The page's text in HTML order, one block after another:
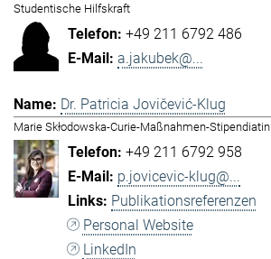
Studentische Hilfskraft
+49 211 6792 486
a.jakubek@...
Dr. Patricia Jovičević-Klug
Marie Skłodowska-Curie-Maßnahmen-Stipendiatin
+49 211 6792 958
p.jovicevic-klug@...
Publikationsreferenzen
Personal Website
LinkedIn